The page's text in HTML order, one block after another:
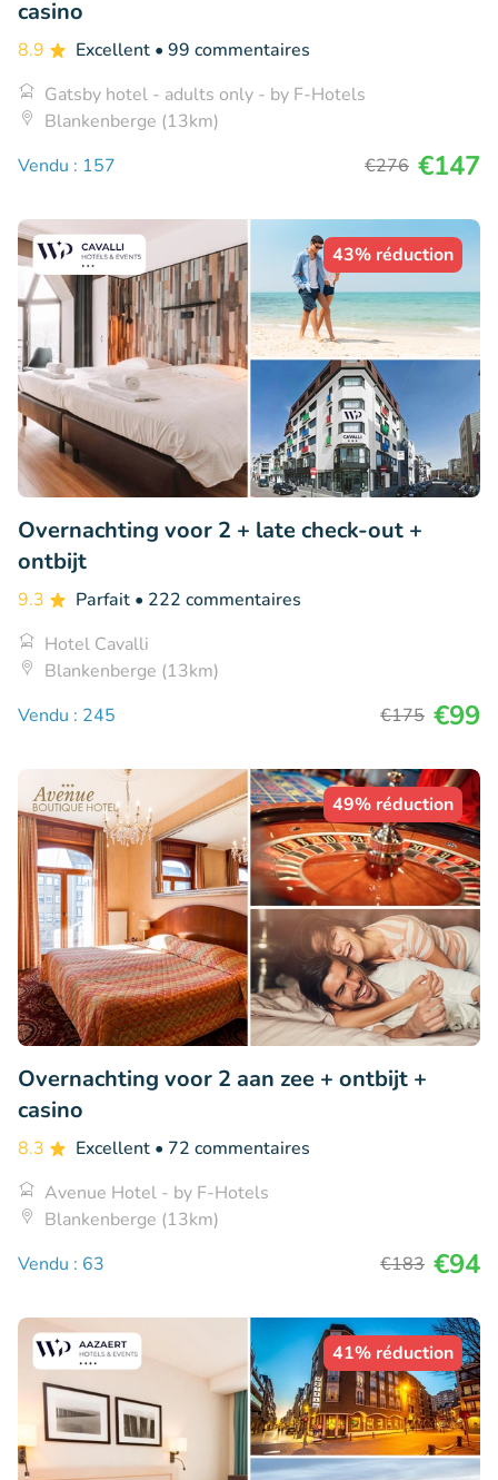
casino
8.9 Excellent • 99 commentaires
Gatsby hotel - adults only - by F-Hotels
Blankenberge (13km)
Vendu : 157
€276 €147
43% réduction
Overnachting voor 2 + late check-out +
ontbijt
9.3 Parfait • 222 commentaires
Hotel Cavalli
Blankenberge (13km)
Vendu : 245
€175 €99
49% réduction
Overnachting voor 2 aan zee + ontbijt +
casino
8.3 Excellent • 72 commentaires
Avenue Hotel - by F-Hotels
Blankenberge (13km)
Vendu : 63
€183 €94
41% réduction